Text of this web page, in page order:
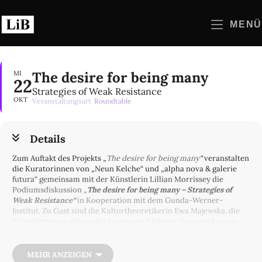
Inhalt
springen
MENÜ
MI
22
OKT
The desire for being many
Strategies of Weak Resistance
Veranstaltungsart Roundtable
Details
Zum Auftakt des Projekts „The desire for being many“veranstalten
die Kuratorinnenvon „Neun Kelche“ und „alpha nova & galerie
futura“ gemeinsam mit der Künstlerin Lillian Morrissey die
Podiumsdiskussion „The desire for being many – Strategies of
Weak Resistance“in Kooperation mit dem Gunda-Werner-
Institut. Zu Gast sind die Kulturtheoretikerin Ewa Majewska, die
Moderiert von Sandra Ho, Referentin für Antifeminismus am
MEHR ANZEIGEN